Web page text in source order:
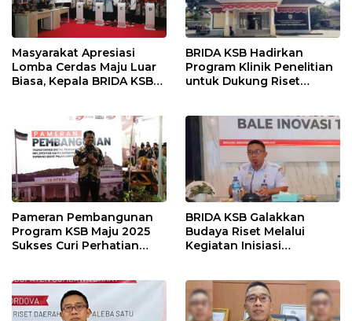
Masyarakat Apresiasi
Lomba Cerdas Maju Luar
Biasa, Kepala BRIDA KSB
BRIDA KSB Hadirkan
Program Klinik Penelitian
untuk Dukung Riset
Pameran Pembangunan
Program KSB Maju 2025
Sukses Curi Perhatian
BRIDA KSB Galakkan
Budaya Riset Melalui
Kegiatan Inisiasi